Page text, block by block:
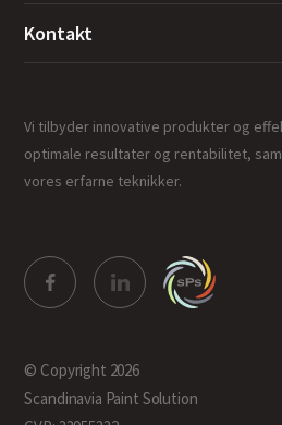
Kontakt
Vi tilbyder innovative produkter og
optimale resultater og rentabilitet,
vores erfarne teknikker.
© Copyright 2026
Scandinavia Paint Solution